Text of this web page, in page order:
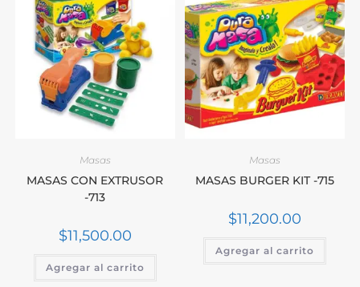
Masas
MASAS CON EXTRUSOR
-713
$11,500.00
Agregar al carrito
Masas
MASAS BURGER KIT -715
$11,200.00
Agregar al carrito